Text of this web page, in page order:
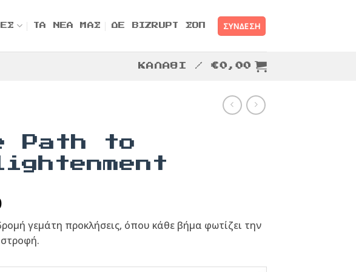
ΤΑ ΝΕΑ ΜΑΣ ΔΕ BIZRUPT ΣΟΠ ΣΎΝΔΕΣΗ
ΚΑΛΆΘΙ /€0,00
Path to
γεμάτη προκλήσεις, όπου κάθε βήμα φωτίζει την